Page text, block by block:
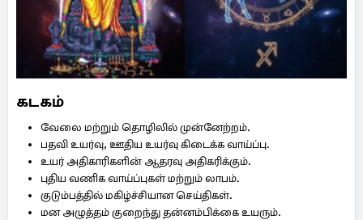
கடகம்
வேலை மற்றும் தொழிலில் முன்னேற்றம்.
பதவி உயர்வு, ஊதிய உயர்வு கிடைக்க வாய்ப்பு.
உயர் அதிகாரிகளின் ஆதரவு அதிகரிக்கும்.
புதிய வணிக வாய்ப்புகள் மற்றும் லாபம்.
குடும்பத்தில் மகிழ்ச்சியான செய்திகள்.
மன அழுத்தம் குறைந்து தன்னம்பிக்கை உயரும்.